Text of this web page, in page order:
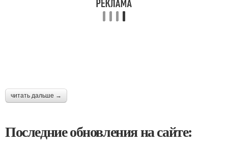
читать дальше →
Последние обновления на сайте: